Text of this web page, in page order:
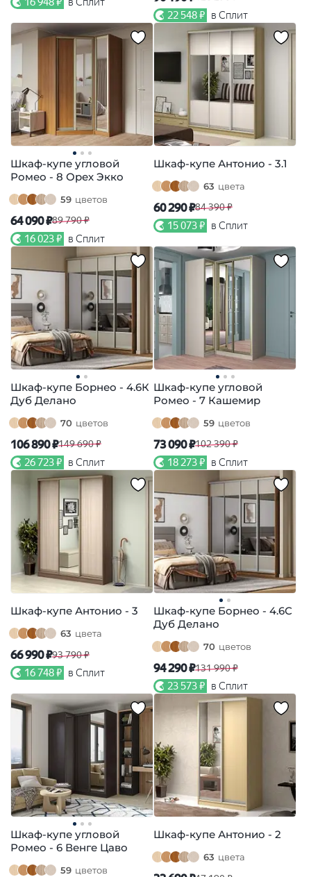
22 548 ₽ в Сплит
Шкаф-купе угловой
Ромео - 8 Орех Экко
59 цветов
64 090 ₽89 790 ₽
16 023 ₽ в Сплит
Шкаф-купе Антонио - 3.1
63 цвета
60 290 ₽84 390 ₽
15 073 ₽ в Сплит
Шкаф-купе Борнео - 4.6К
Дуб Делано
70 цветов
106 890 ₽149 690 ₽
26 723 ₽ в Сплит
Шкаф-купе угловой
Ромео - 7 Кашемир
59 цветов
73 090 ₽102 390 ₽
18 273 ₽ в Сплит
Шкаф-купе Антонио - 3
63 цвета
66 990 ₽93 790 ₽
16 748 ₽ в Сплит
Шкаф-купе Борнео - 4.6С
Дуб Делано
70 цветов
94 290 ₽131 990 ₽
23 573 ₽ в Сплит
Шкаф-купе угловой
Ромео - 6 Венге Цаво
59 цветов
Шкаф-купе Антонио - 2
63 цвета